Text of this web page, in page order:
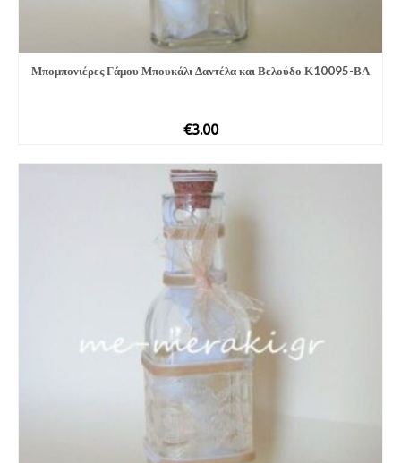
Μπομπονιέρες Γάμου Μπουκάλι Δαντέλα και Βελούδο Κ10095-ΒΑ
€3.00